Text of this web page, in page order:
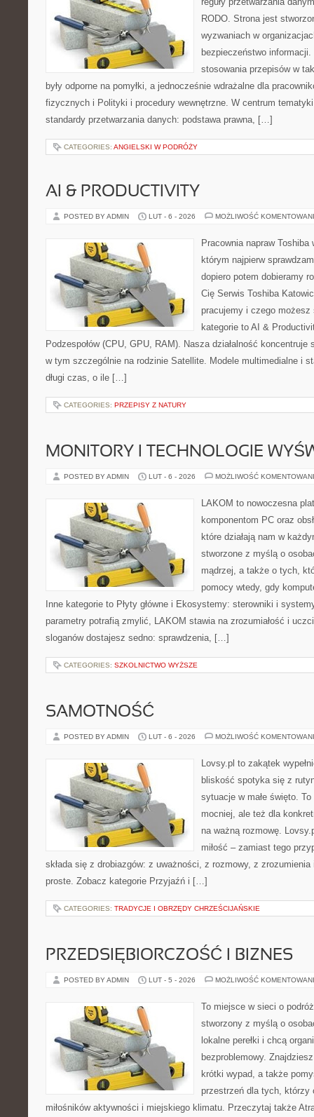
RODO. Strona jest
wyzwaniach w
bezpieczeństwo
stosowania przepisów w
były odporne na pomyłki, a jednocześnie wdrażalne dla
fizycznych i Polityki i procedury wewnętrzne. W centrum
standardy przetwarzania danych: podstawa prawna, […]
CATEGORIES: ANGIELSKI W PODRÓŻY
AI & PRODUCTIVITY
POSTED BY ADMIN LUT - 6 - 2026 MOŻLIWOŚĆ
Pracownia napraw
którym najpierw
dopiero potem dobieramy
Cię Serwis Toshiba
pracujemy i czego
kategorie to AI &
Podzespołów (CPU, GPU, RAM). Nasza działalność koncentruje
w tym szczególnie na rodzinie Satellite. Modele multimedialne i
długi czas, o ile […]
CATEGORIES: PRZEPISY Z NATURY
MONITORY I TECHNOLOGIE
POSTED BY ADMIN LUT - 6 - 2026 MOŻLIWOŚĆ
LAKOM to nowoczesna
komponentom PC oraz
które działają nam w
stworzone z myślą o
mądrzej, a także o tych,
pomocy wtedy, gdy
Inne kategorie to Płyty główne i Ekosystemy: sterowniki i
parametry potrafią zmylić, LAKOM stawia na zrozumiałość i
sloganów dostajesz sedno: sprawdzenia, […]
CATEGORIES: SZKOLNICTWO WYŻSZE
SAMOTNOŚĆ
POSTED BY ADMIN LUT - 6 - 2026 MOŻLIWOŚĆ
Lovsy.pl to zakątek
bliskość spotyka się z
sytuacje w małe święto.
mocniej, ale też dla
na ważną rozmowę.
miłość – zamiast tego
składa się z drobiazgów: z uważności, z rozmowy, z
proste. Zobacz kategorie Przyjaźń i […]
CATEGORIES: TRADYCJE I OBRZĘDY CHRZEŚCIJAŃSKIE
PRZEDSIĘBIORCZOŚĆ I BIZNES
POSTED BY ADMIN LUT - 5 - 2026 MOŻLIWOŚĆ
To miejsce w sieci o
stworzony z myślą o
lokalne perełki i chcą
bezproblemowy.
krótki wypad, a także
przestrzeń dla tych, którzy
miłośników aktywności i miejskiego klimatu. Przeczytaj także